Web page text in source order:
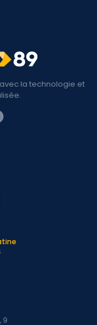
la technologie et
9